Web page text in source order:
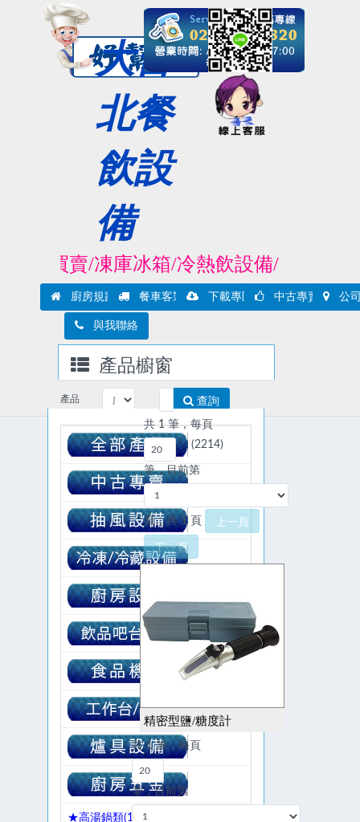
大台
北餐
飲設
備
備買賣/凍庫冰箱/冷熱飲設備/製冰機/
廚房規劃實例 餐車客製實例 下載專區 中古專賣 公司
與我聯絡
產品櫥窗
產品
查詢
(2214)
★高湯鍋類(18
共 1 筆，每頁
筆，目前第
頁，共 1 頁 上一頁
下一頁
精密型鹽/糖度計
共 1 筆，每頁
筆，目前第